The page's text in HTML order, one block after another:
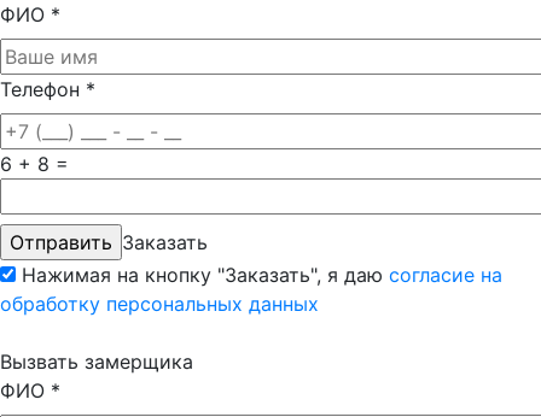
ФИО *
Телефон *
6 + 8 =
Заказать
Нажимая на кнопку "Заказать", я даю согласие на
обработку персональных данных
Вызвать замерщика
ФИО *